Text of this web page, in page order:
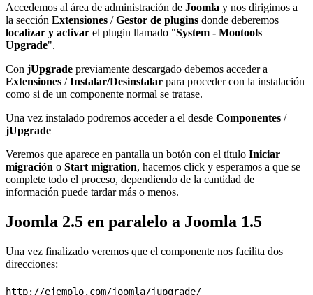
Accedemos al área de administración de Joomla y nos dirigimos a
la sección Extensiones /Gestor de plugins donde deberemos
localizar y activar el plugin llamado "System - Mootools
Upgrade".
Con jUpgrade previamente descargado debemos acceder a
Extensiones /Instalar/Desinstalar para proceder con la instalación
como si de un componente normal se tratase.
Una vez instalado podremos acceder a el desde Componentes /
jUpgrade
Veremos que aparece en pantalla un botón con el título Iniciar
migración o Start migration, hacemos click y esperamos a que se
complete todo el proceso, dependiendo de la cantidad de
información puede tardar más o menos.
Joomla 2.5 en paralelo a Joomla 1.5
Una vez finalizado veremos que el componente nos facilita dos
direcciones:
http://ejemplo.com/joomla/jupgrade/